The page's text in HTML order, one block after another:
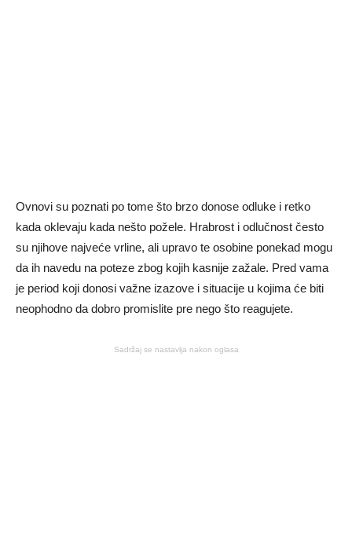
Ovnovi su poznati po tome što brzo donose odluke i retko
kada oklevaju kada nešto požele. Hrabrost i odlučnost često
su njihove najveće vrline, ali upravo te osobine ponekad mogu
da ih navedu na poteze zbog kojih kasnije zažale. Pred vama
je period koji donosi važne izazove i situacije u kojima će biti
neophodno da dobro promislite pre nego što reagujete.
Sadržaj se nastavlja nakon oglasa